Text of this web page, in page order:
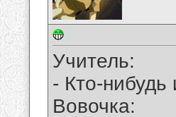
Учитель:
- Кто-нибудь
Вовочка: